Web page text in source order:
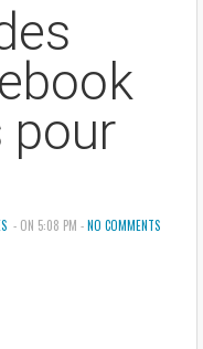
pour
- ON 5:08 PM -NO COMMENTS